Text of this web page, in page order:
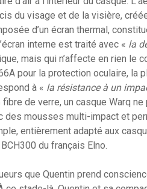
du visage et de la visière,
d’un écran thermal,
interne est traité avec « la
mais qui n’affecte en rien le
pour la protection oculaire, la
à « la résistance à un
de verre, un casque Warq ne
des mousses multi-impact et
entièrement adapté aux
du français Elno.
que Quentin prend